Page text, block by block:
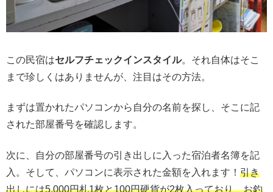
この民宿はセルフチェックインスタイル。それ自体はそこ
まで珍しくはありませんが、注目はその方法。
まずは置かれたパソコンから自分の名前を探し、そこに記
された部屋番号を確認します。
次に、自分の部屋番号の引き出しに入った宿泊者名簿を記
入。そして、パソコンに表示された金額を入れます！ 引き
出しには5,000円札1枚と100円硬貨が2枚入っており、お釣